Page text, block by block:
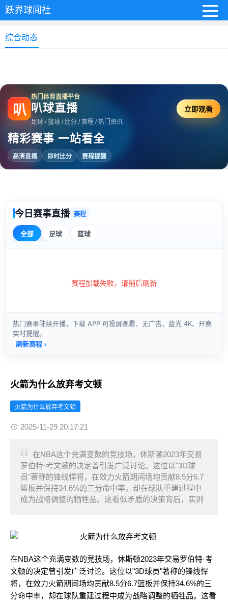
跃界球闻社
综合动态
叭
热门体育直播平台
叭球直播
足球 / 篮球 / 比分 / 赛程 / 热门资讯
精彩赛事 一站看全
高清直播 即时比分 赛程提醒
立即观看
火箭为什么放弃考文顿
火箭为什么放弃考文顿
2025-11-29 20:17:21
在NBA这个充满变数的竞技场，休斯顿2023年交易
罗伯特·考文顿的决定曾引发广泛讨论。这位以"3D球
员"著称的锋线悍将，在效力火箭期间场均贡献8.5分6.7
篮板并保持34.6%的三分命中率，却在球队重建过程中
成为战略调整的牺牲品。这看似矛盾的决策背后，实则
在NBA这个充满变数的竞技场，休斯顿2023年交易罗伯特·考
文顿的决定曾引发广泛讨论。这位以"3D球员"著称的锋线悍
将，在效力火箭期间场均贡献8.5分6.7篮板并保持34.6%的三
分命中率，却在球队重建过程中成为战略调整的牺牲品。这看